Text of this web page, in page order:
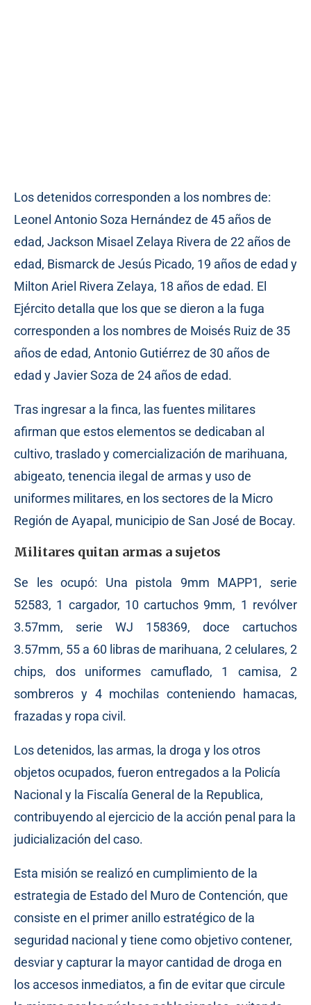
Los detenidos corresponden a los nombres de:
Leonel Antonio Soza Hernández de 45 años de
edad, Jackson Misael Zelaya Rivera de 22 años de
edad, Bismarck de Jesús Picado, 19 años de edad y
Milton Ariel Rivera Zelaya, 18 años de edad. El
Ejército detalla que los que se dieron a la fuga
corresponden a los nombres de Moisés Ruiz de 35
años de edad, Antonio Gutiérrez de 30 años de
edad y Javier Soza de 24 años de edad.
Tras ingresar a la finca, las fuentes militares
afirman que estos elementos se dedicaban al
cultivo, traslado y comercialización de marihuana,
abigeato, tenencia ilegal de armas y uso de
uniformes militares, en los sectores de la Micro
Región de Ayapal, municipio de San José de Bocay.
Militares quitan armas a sujetos
Se les ocupó: Una pistola 9mm MAPP1, serie
52583, 1 cargador, 10 cartuchos 9mm, 1 revólver
3.57mm, serie WJ 158369, doce cartuchos
3.57mm, 55 a 60 libras de marihuana, 2 celulares, 2
chips, dos uniformes camuflado, 1 camisa, 2
sombreros y 4 mochilas conteniendo hamacas,
frazadas y ropa civil.
Los detenidos, las armas, la droga y los otros
objetos ocupados, fueron entregados a la Policía
Nacional y la Fiscalía General de la Republica,
contribuyendo al ejercicio de la acción penal para la
judicialización del caso.
Esta misión se realizó en cumplimiento de la
estrategia de Estado del Muro de Contención, que
consiste en el primer anillo estratégico de la
seguridad nacional y tiene como objetivo contener,
desviar y capturar la mayor cantidad de droga en
los accesos inmediatos, a fin de evitar que circule